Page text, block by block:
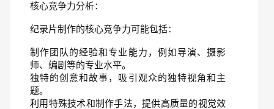
核心竞争力分析：
纪录片制作的核心竞争力可能包括：
制作团队的经验和专业能力，例如导演、摄影
师、编剧等的专业水平。
独特的创意和故事，吸引观众的独特视角和主
题。
利用特殊技术和制作手法，提供高质量的视觉效